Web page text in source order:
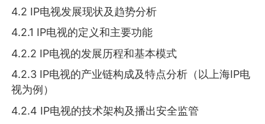
4.2 IP电视发展现状及趋势分析
4.2.1 IP电视的定义和主要功能
4.2.2 IP电视的发展历程和基本模式
4.2.3 IP电视的产业链构成及特点分析（以上海IP电
视为例）
4.2.4 IP电视的技术架构及播出安全监管